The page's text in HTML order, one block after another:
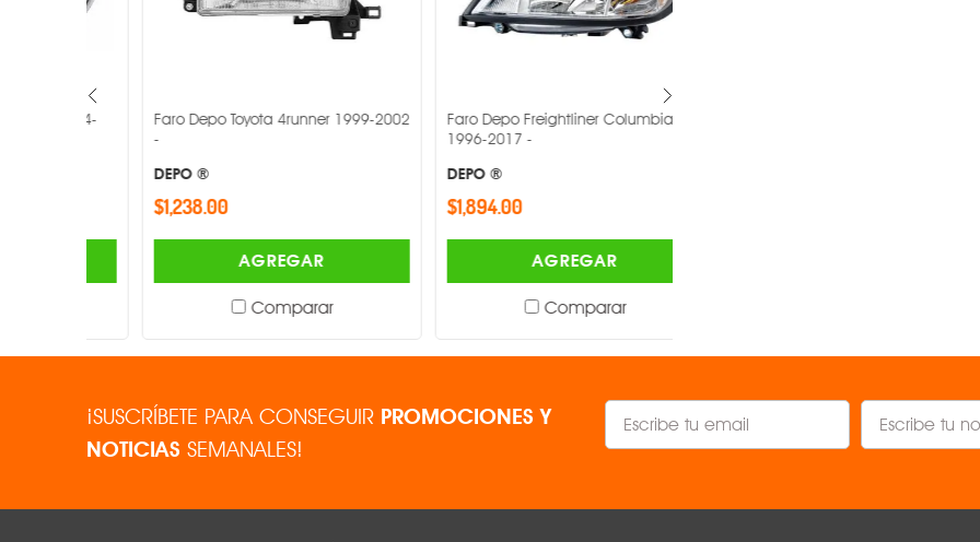
Faro Depo Toyota 4runner 1999-2002
DEPO ®
$1,238.00
AGREGAR
Comparar
Faro Depo Freightliner Columbia
1996-2017 -
DEPO ®
$1,894.00
AGREGAR
Comparar
¡SUSCRÍBETE PARA CONSEGUIR PROMOCIONES Y
NOTICIAS SEMANALES!